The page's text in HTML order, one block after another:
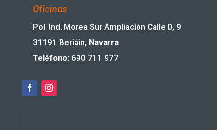
Oficinas
Pol. Ind. Morea Sur Ampliación Calle D, 9
31191 Beriáin, Navarra
Teléfono:690 711 977